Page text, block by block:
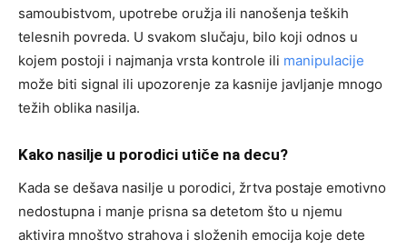
samoubistvom, upotrebe oružja ili nanošenja teških
telesnih povreda. U svakom slučaju, bilo koji odnos u
kojem postoji i najmanja vrsta kontrole ili manipulacije
može biti signal ili upozorenje za kasnije javljanje mnogo
težih oblika nasilja.
Kako nasilje u porodici utiče na decu?
Kada se dešava nasilje u porodici, žrtva postaje emotivno
nedostupna i manje prisna sa detetom što u njemu
aktivira mnoštvo strahova i složenih emocija koje dete